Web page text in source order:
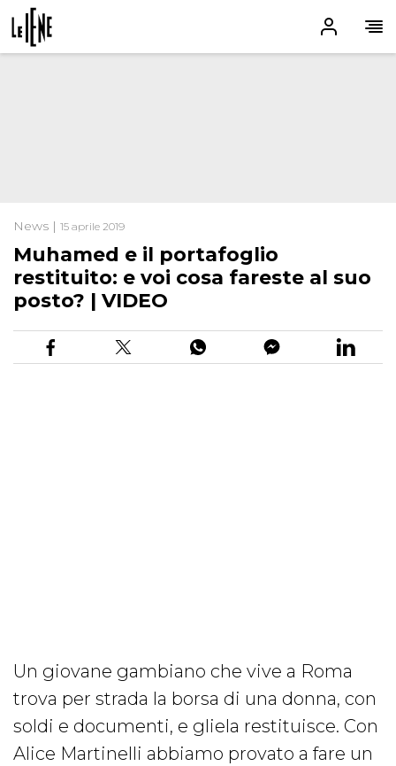
News | 15 aprile 2019
Muhamed e il portafoglio
restituito: e voi cosa fareste al suo
posto? | VIDEO
Un giovane gambiano che vive a Roma
trova per strada la borsa di una donna, con
soldi e documenti, e gliela restituisce. Con
Alice Martinelli abbiamo provato a fare un